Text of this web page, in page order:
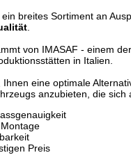
breites Sortiment an
.
von IMASAF - einem
in Italien.
Ihnen eine optimale
anzubieten, die sich
Preis